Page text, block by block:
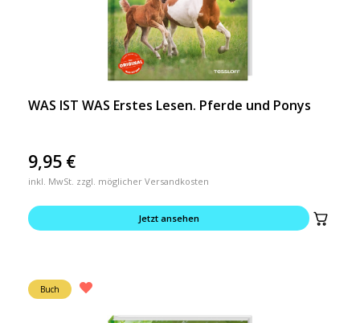
WAS IST WAS Erstes Lesen. Pferde und Ponys
9,95 €
inkl. MwSt. zzgl. möglicher Versandkosten
Jetzt ansehen
Buch